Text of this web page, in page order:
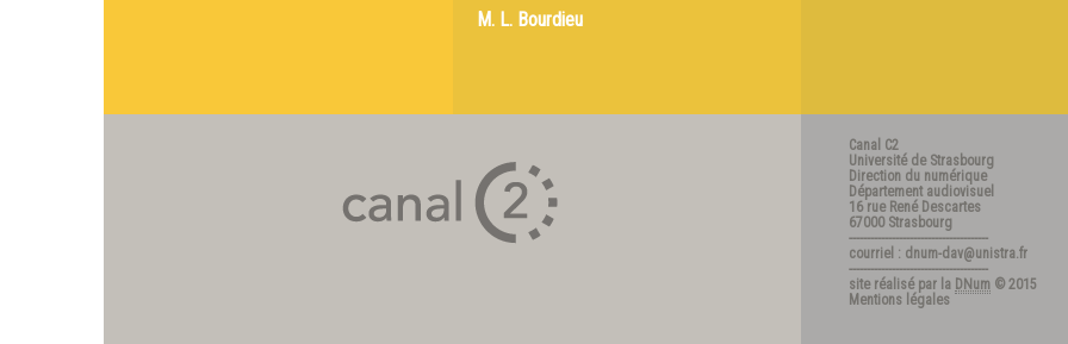
M. L. Bourdieu
Canal C2
Université de Strasbourg
Direction du numérique
Département audiovisuel
16 rue René Descartes
67000 Strasbourg
---------------------------------------
courriel : dnum-dav@unistra.fr
---------------------------------------
site réalisé par la DNum © 2015
Mentions légales